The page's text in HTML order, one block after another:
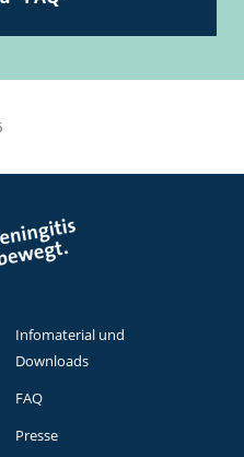
Infomaterial und
Downloads
FAQ
Presse